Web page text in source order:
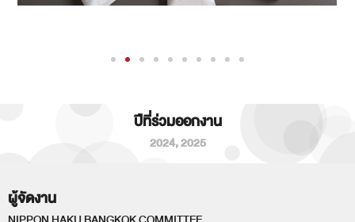
ปีที่ร่วมออกงาน
2024,2025
ผู้จัดงาน